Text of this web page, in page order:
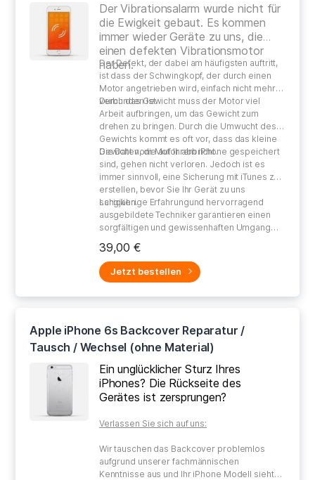
Der Vibrationsalarm wurde nicht für
die Ewigkeit gebaut. Es kommen
immer wieder Geräte zu uns, die
einen defekten Vibrationsmotor
haben.
Der Defekt, der dabei am häufigsten auftritt,
ist dass der Schwingkopf, der durch einen
Motor angetrieben wird, einfach nicht mehr
verbunden ist.
Durch das Gewicht muss der Motor viel
Arbeit aufbringen, um das Gewicht zum
drehen zu bringen. Durch die Umwucht des
Gewichts kommt es oft vor, dass das kleine
Gewicht vom Motor abbricht.
Die Daten, die auf Ihrem iPhone gespeichert
sind, gehen nicht verloren. Jedoch ist es
immer sinnvoll, eine Sicherung mit iTunes zu
erstellen, bevor Sie Ihr Gerät zu uns
schicken.
Langjährige Erfahrungund hervorragend
ausgebildete Techniker garantieren einen
sorgfältigen und gewissenhaften Umgang
39,00 €
Jetzt bestellen
Apple iPhone 6s Backcover Reparatur /
Tausch / Wechsel (ohne Material)
Ein unglücklicher Sturz Ihres
iPhones? Die Rückseite des
Gerätes ist zersprungen?
Verlassen Sie sich auf uns:
Wir tauschen das Backcover problemlos
aufgrund unserer fachmännischen
Kenntnisse aus und Ihr iPhone Modell sieht